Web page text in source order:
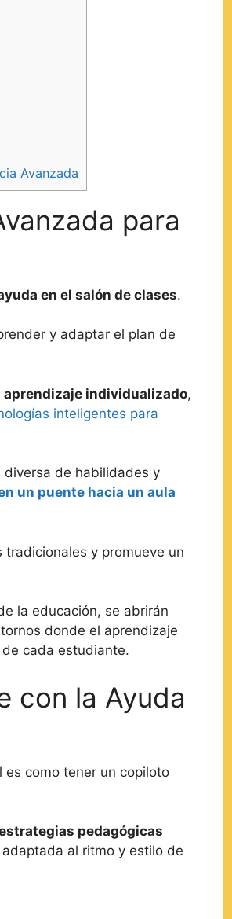
Avanzada
para
en el salón de clases.
y adaptar el plan de
aprendizaje individualizado,
inteligentes para
diversa de habilidades y
un puente hacia un aula
y promueve un
la educación, se abrirán
donde el aprendizaje
cada estudiante.
con la Ayuda
como tener un copiloto
pedagógicas
al ritmo y estilo de